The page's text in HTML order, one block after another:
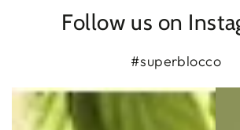
Follow us on
#superblocco